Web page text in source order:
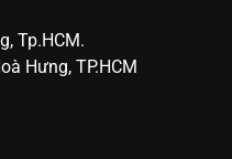
Tp.HCM.
Hưng, TP.HCM